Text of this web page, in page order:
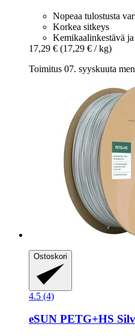
Nopeaa tulostusta
Korkea sitkeys
Kemikaalinkestävä
17,29 € (17,29 € / kg)
Toimitus 07. syyskuuta
Ostoskori
4.5 (4)
eSUN PETG+HS